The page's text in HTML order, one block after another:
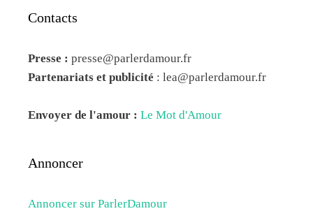
Contacts
Presse : presse@parlerdamour.fr
Partenariats et publicité : lea@parlerdamour.fr
Envoyer de l'amour : Le Mot d'Amour
Annoncer
Annoncer sur ParlerDamour